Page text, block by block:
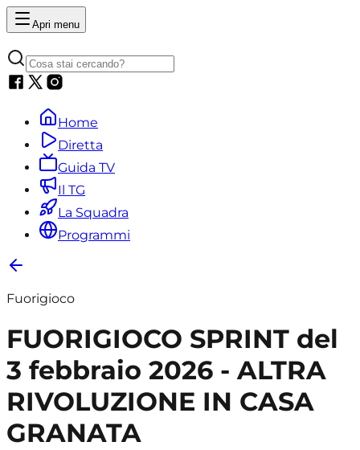
Apri menu
Home
Diretta
Guida TV
Il TG
La Squadra
Programmi
Fuorigioco
FUORIGIOCO SPRINT del
3 febbraio 2026 - ALTRA
RIVOLUZIONE IN CASA
GRANATA